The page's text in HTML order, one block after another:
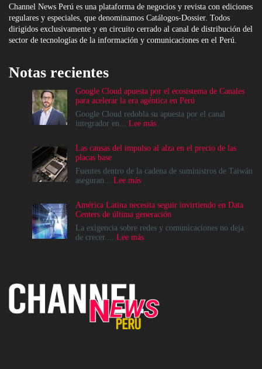
Channel News Perú es una plataforma de negocios y revista con ediciones
regulares y especiales, que denominamos Catálogos-Dossier. Todos
dirigidos exclusivamente y en circuito cerrado al canal de distribución del
sector de tecnologías de la información y comunicaciones en el Perú.
Notas recientes
Google Cloud apuesta por el ecosistema de Canales
para acelerar la era agéntica en Perú
Google Cloud redobla su apuesta por el canal
integrador en... Lee más:
apuesta
el
para
acelerar
la
Las causas del impulso al alza en el precio de las
placas base
Fuentes dentro de la cadena de suministros de Taiwán
aseguran... Lee más:
del
impulso
al
alza
base
América Latina necesita seguir invirtiendo en Data
Centers de última generación
La exigencia sobre redes y comunicaciones no deja
de crecer.... Lee más:
Data
Centers
de